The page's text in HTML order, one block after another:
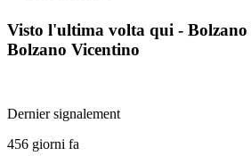
Visto l'ultima volta qui - Bolzano
Bolzano Vicentino
Dernier signalement
456 giorni fa